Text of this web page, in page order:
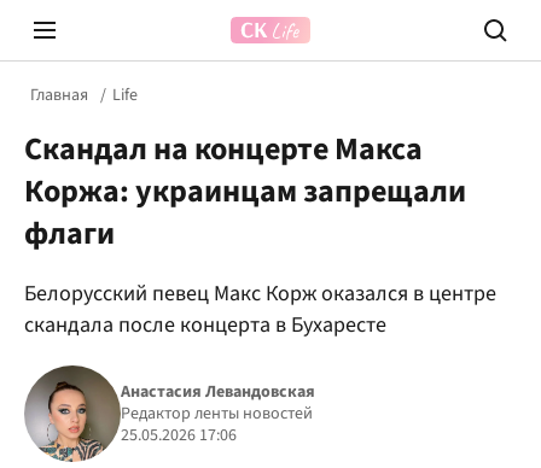
Prosecco Time
Главная Life
Скандал на концерте Макса
Коржа: украинцам запрещали
флаги
Белорусский певец Макс Корж оказался в центре
скандала после концерта в Бухаресте
Анастасия Левандовская
Редактор ленты новостей
25.05.2026 17:06